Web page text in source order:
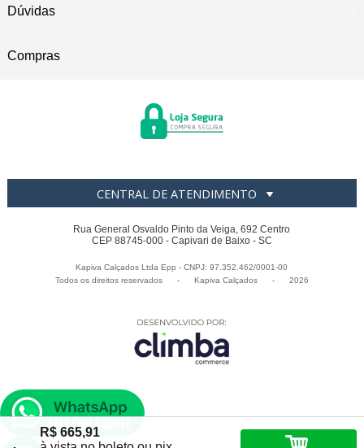
Dúvidas
Compras
CENTRAL DE ATENDIMENTO
Rua General Osvaldo Pinto da Veiga, 692 Centro
CEP 88745-000 - Capivari de Baixo - SC
Kapiva Calçados Ltda Epp - CNPJ: 97.352.462/0001-00
Todos os direitos reservados
- Kapiva Calçados - 2026
R$ 665,91